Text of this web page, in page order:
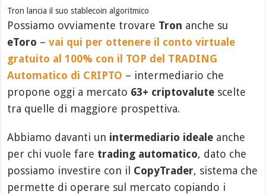
Tron lancia il suo stablecoin algoritmico
Possiamo ovviamente trovare Tron anche su
eToro –vai qui per ottenere il conto virtuale
gratuito al 100% con il TOP del TRADING
Automatico di CRIPTO – intermediario che
propone oggi a mercato 63+ criptovalute scelte
tra quelle di maggiore prospettiva.
Abbiamo davanti un intermediario ideale anche
per chi vuole fare trading automatico, dato che
possiamo investire con il CopyTrader, sistema che
permette di operare sul mercato copiando i